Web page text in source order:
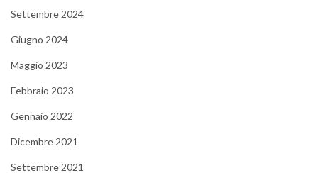
Settembre 2024
Giugno 2024
Maggio 2023
Febbraio 2023
Gennaio 2022
Dicembre 2021
Settembre 2021